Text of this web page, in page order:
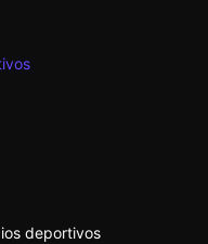
deportivos